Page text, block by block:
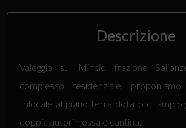
Descrizione
Valeggio sul Mincio, frazione
complesso residenziale,
trilocale al piano terra dotato di ampio
doppia autorimessa e cantina.